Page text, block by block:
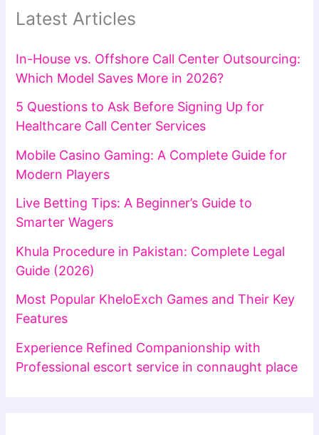
Latest Articles
In-House vs. Offshore Call Center Outsourcing:
Which Model Saves More in 2026?
5 Questions to Ask Before Signing Up for
Healthcare Call Center Services
Mobile Casino Gaming: A Complete Guide for
Modern Players
Live Betting Tips: A Beginner’s Guide to
Smarter Wagers
Khula Procedure in Pakistan: Complete Legal
Guide (2026)
Most Popular KheloExch Games and Their Key
Features
Experience Refined Companionship with
Professional escort service in connaught place